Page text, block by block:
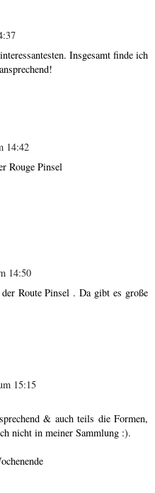
Insgesamt finde ich
14:42
Rouge Pinsel
14:50
Route Pinsel . Da gibt es große
15:15
& auch teils die Formen,
nicht in meiner Sammlung :).